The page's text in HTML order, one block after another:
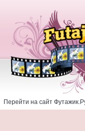
Перейти на сайт